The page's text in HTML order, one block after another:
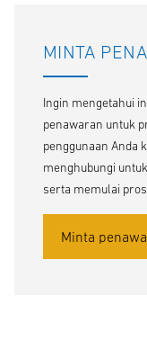
MINTA
Ingin mengetahui
penawaran untuk
penggunaan Anda
menghubungi
serta memulai
Minta